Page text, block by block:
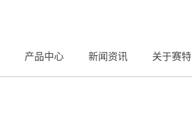
产品中心 新闻资讯 关于赛特